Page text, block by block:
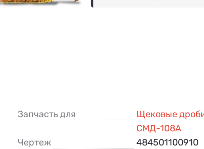
Запчасть для
Щековые
СМД-108А
Чертеж
484501100910